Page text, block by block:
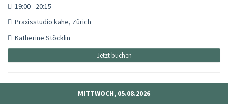
19:00 - 20:15
Praxisstudio kahe, Zürich
Katherine Stöcklin
Jetzt buchen
MITTWOCH, 05.08.2026